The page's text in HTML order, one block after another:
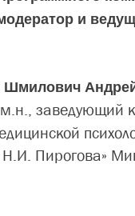
и
Шмилович
заведующий
Пирогова»